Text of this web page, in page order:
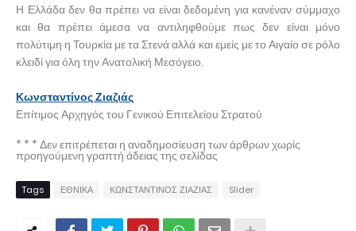
Η Ελλάδα δεν θα πρέπει να είναι δεδομένη για κανέναν σύμμαχο
και θα πρέπει άμεσα να αντιληφθούμε πως δεν είναι μόνο
πολύτιμη η Τουρκία με τα Στενά αλλά και εμείς με το Αιγαίο σε ρόλο
κλειδί για όλη την Ανατολική Μεσόγειο.
Κωνσταντίνος Ζιαζιάς
Επίτιμος Αρχηγός του Γενικού Επιτελείου Στρατού
* * * Δεν επιτρέπεται η αναδημοσίευση των άρθρων χωρίς
προηγούμενη γραπτή άδειας της σελίδας
Tags ΕΘΝΙΚΑ ΚΩΝΣΤΑΝΤΙΝΟΣ ΖΙΑΖΙΑΣ Slider